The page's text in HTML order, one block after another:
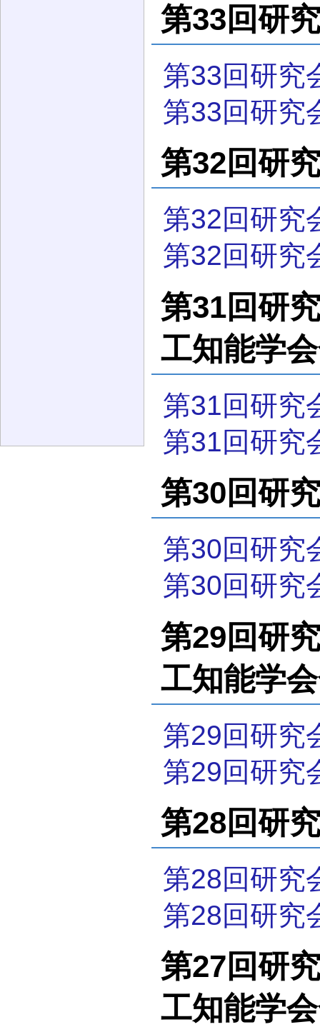
第33回研
第33回研究
第33回研究
第32回研
第32回研究
第32回研究
第31回研
工知能学
第31回研究
第31回研究
第30回研
第30回研究
第30回研究
第29回研
工知能学
第29回研究
第29回研究
第28回研
第28回研究
第28回研究
第27回研
工知能学